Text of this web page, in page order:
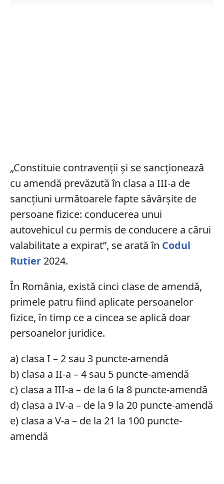
„Constituie contravenții și se sancționează
cu amendă prevăzută în clasa a III-a de
sancțiuni următoarele fapte săvârșite de
persoane fizice: conducerea unui
autovehicul cu permis de conducere a cărui
valabilitate a expirat”, se arată în Codul
Rutier2024.
În România, există cinci clase de amendă,
primele patru fiind aplicate persoanelor
fizice, în timp ce a cincea se aplică doar
persoanelor juridice.
a) clasa I – 2 sau 3 puncte-amendă
b) clasa a II-a – 4 sau 5 puncte-amendă
c) clasa a III-a – de la 6 la 8 puncte-amendă
d) clasa a IV-a – de la 9 la 20 puncte-amendă
e) clasa a V-a – de la 21 la 100 puncte-
amendă